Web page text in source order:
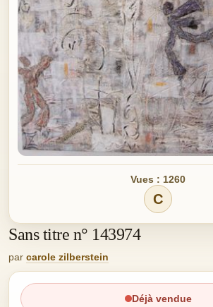
Vues : 1260
C
Sans titre n° 143974
par carole zilberstein
Déjà vendue